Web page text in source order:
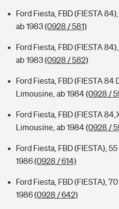
Ford Fiesta, FBD (FIESTA
ab 1983(0928 / 581)
Ford Fiesta, FBD (FIESTA
ab 1983(0928 / 582)
Ford Fiesta, FBD (FIESTA 84
Limousine, ab 1984(0928 /
Ford Fiesta, FBD (FIESTA
Limousine, ab 1984(0928 /
Ford Fiesta, FBD (FIESTA),
1986(0928 / 614)
Ford Fiesta, FBD (FIESTA),
1986(0928 / 642)